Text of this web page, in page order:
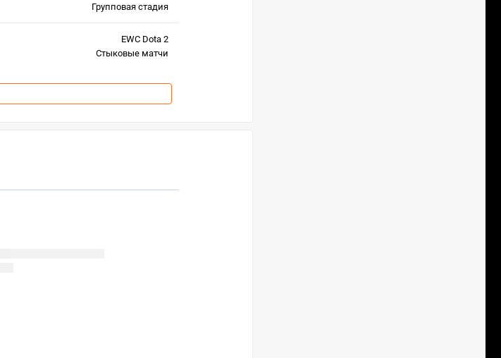
Групповая стадия
EWC Dota 2
Стыковые матчи